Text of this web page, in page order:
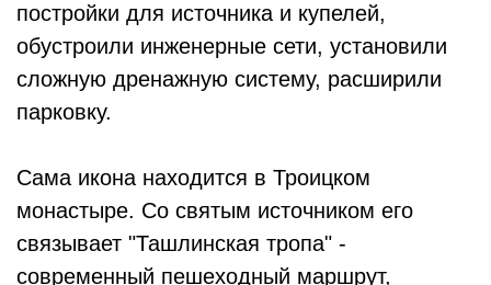
постройки для источника и купелей,
обустроили инженерные сети, установили
сложную дренажную систему, расширили
парковку.
Сама икона находится в Троицком
монастыре. Со святым источником его
связывает "Ташлинская тропа" -
современный пешеходный маршрут,